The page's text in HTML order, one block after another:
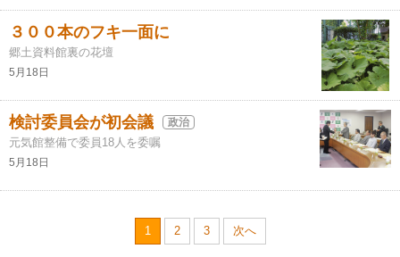
３００本のフキ一面に
郷土資料館裏の花壇
5月18日
検討委員会が初会議 政治
元気館整備で委員18人を委嘱
5月18日
1 2 3 次へ